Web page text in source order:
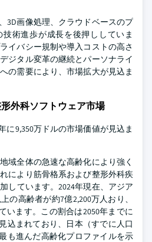
3D画像処理、クラウドベースのプ
術進歩が成長を後押ししていま
イバシー規制や導入コストの高さ
ジタル変革の継続とパーソナライ
の需要により、市場拡大が見込ま
外科ソフトウェア市場
に9,350万ドルの市場価値が見込ま
域全体の急速な高齢化により強く
により筋骨格系および整形外科疾
しています。2024年現在、アジア
の高齢者が約7億2,200万人おり、
います。この割合は2050年までに
込まれており、日本（すでに人口
も進んだ高齢化プロファイルを示